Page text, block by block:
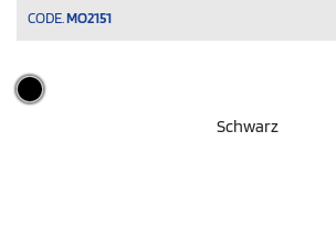
CODE. MO2151
Schwarz